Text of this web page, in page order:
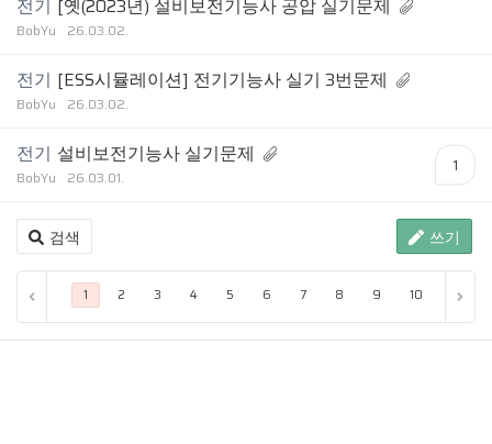
전기 [옛(2023년) 설비보전기능사 공압 실기문제
BobYu 26.03.02.
전기 [ESS시뮬레이션] 전기기능사 실기 3번문제
BobYu 26.03.02.
전기 설비보전기능사 실기문제
BobYu 26.03.01.
1
검색 쓰기
1 2 3 4 5 6 7 8 9 10 끝